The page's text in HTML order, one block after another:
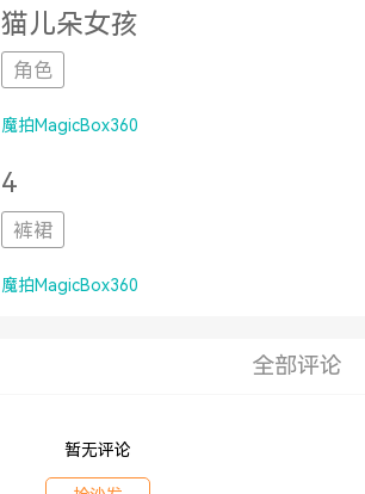
猫儿朵女孩
角色
魔拍MagicBox360
4
裤裙
魔拍MagicBox360
全部评论
暂无评论